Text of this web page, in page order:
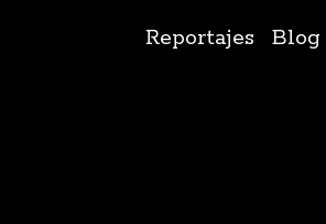
IrReportajes Blog